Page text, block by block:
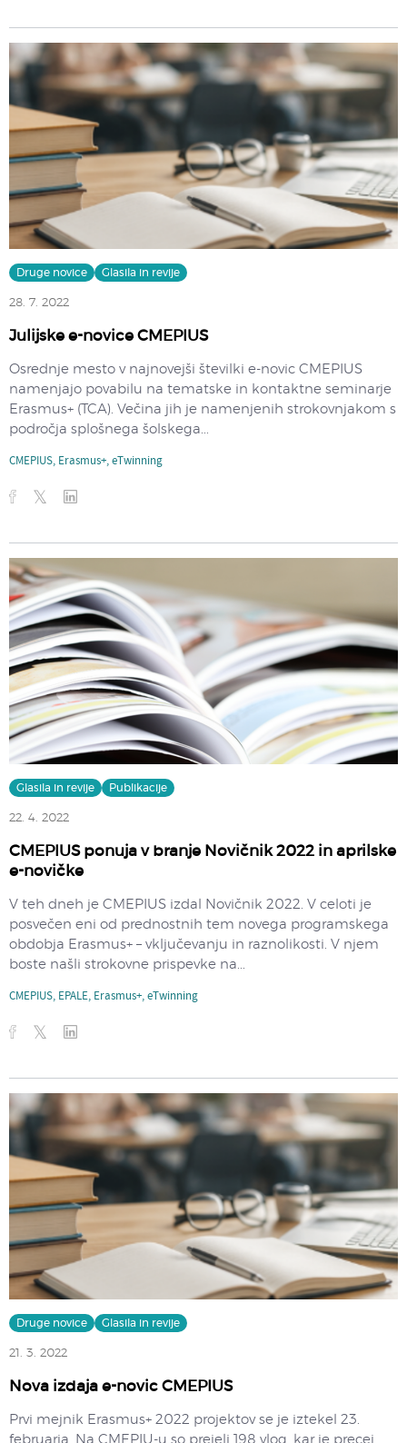
Druge novice Glasila in revije
28. 7. 2022
Julijske e-novice CMEPIUS
Osrednje mesto v najnovejši številki e-novic CMEPIUS
namenjajo povabilu na tematske in kontaktne seminarje
Erasmus+ (TCA). Večina jih je namenjenih strokovnjakom s
področja splošnega šolskega...
CMEPIUS, Erasmus+,eTwinning
Glasila in revije Publikacije
22. 4. 2022
CMEPIUS ponuja v branje Novičnik 2022 in aprilske
e-novičke
V teh dneh je CMEPIUS izdal Novičnik 2022. V celoti je
posvečen eni od prednostnih tem novega programskega
obdobja Erasmus+ – vključevanju in raznolikosti. V njem
boste našli strokovne prispevke na...
CMEPIUS, EPALE, Erasmus+,eTwinning
Druge novice Glasila in revije
21. 3. 2022
Nova izdaja e-novic CMEPIUS
Prvi mejnik Erasmus+ 2022 projektov se je iztekel 23.
februarja. Na CMEPIU-u so prejeli 198 vlog, kar je precej